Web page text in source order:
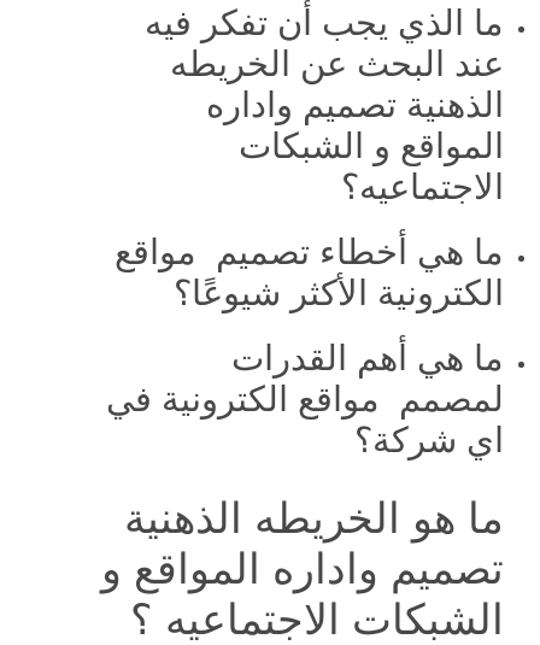
ما الذي يجب أن تفكر فيه
عند البحث عن الخريطه
الذهنية تصميم واداره
المواقع و الشبكات
الاجتماعيه؟
ما هي أخطاء تصميم مواقع
الكترونية الأكثر شيوعًا؟
ما هي أهم القدرات
لمصمم مواقع الكترونية في
اي شركة؟
ما هو الخريطه الذهنية
تصميم واداره المواقع و
الشبكات الاجتماعيه ؟